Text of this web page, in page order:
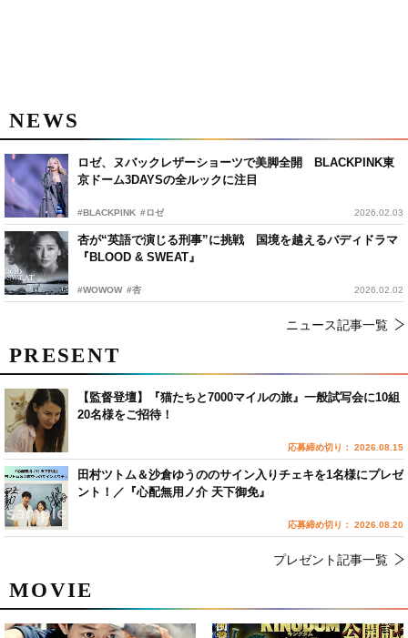
NEWS
ロゼ、ヌバックレザーショーツで美脚全開 BLACKPINK東
京ドーム3DAYSの全ルックに注目
#BLACKPINK #ロゼ 2026.02.03
杏が“英語で演じる刑事”に挑戦 国境を越えるバディドラマ
『BLOOD & SWEAT』
#WOWOW #杏 2026.02.02
ニュース記事一覧
MOVIE
PRESENT
【監督登壇】『猫たちと7000マイルの旅』一般試写会に10組
20名様をご招待！
応募締め切り： 2026.08.15
田村ツトム＆沙倉ゆうののサイン入りチェキを1名様にプレゼ
ント！／『心配無用ノ介 天下御免』
応募締め切り： 2026.08.20
プレゼント記事一覧